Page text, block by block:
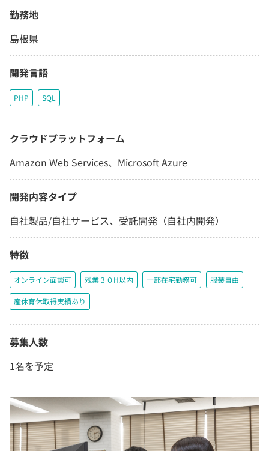
勤務地
島根県
開発言語
PHP SQL
クラウドプラットフォーム
Amazon Web Services、Microsoft Azure
開発内容タイプ
自社製品/自社サービス、受託開発（自社内開発）
特徴
オンライン面談可 残業３０H以内 一部在宅勤務可 服装自由
産休育休取得実績あり
募集人数
1名を予定